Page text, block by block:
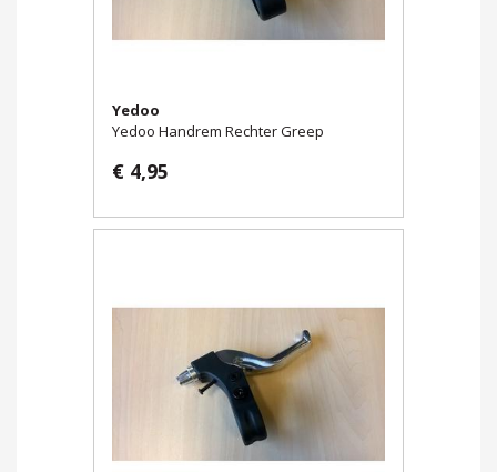
Yedoo
Yedoo Handrem Rechter Greep
€ 4,95